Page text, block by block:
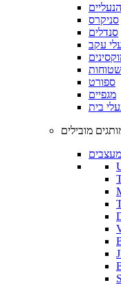
סניקרס
סנדלים
עקב
ספורט
מגפיים
בית
מובילים